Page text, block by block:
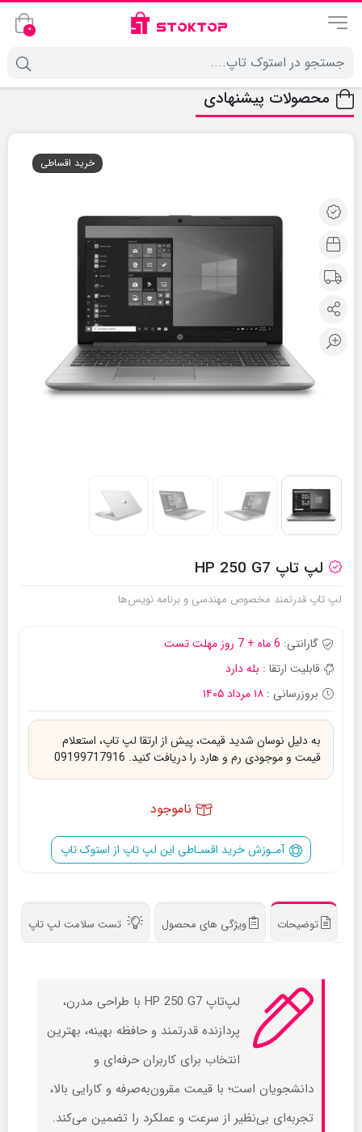
0
محصولات پیشنهادی
خرید اقساطی
لپ تاپ HP 250 G7
لپ تاپ قدرتمند مخصوص مهندسی و برنامه نویس‌ها
گارانتی: 6 ماه + 7 روز مهلت تست
قابلیت ارتقا : بله دارد
بروزرسانی : ۱۸ مرداد ۱۴۰۵
به دلیل نوسان شدید قیمت، پیش از ارتقا لپ تاپ، استعلام
قیمت و موجودی رم و هارد را دریافت کنید. 09199717916
ناموجود
آمـوزش خرید اقسـاطی این لپ تاپ از استوک تاپ
توضیحات ویژگی های محصول تست سلامت لپ تاپ
لپ‌تاپ HP 250 G7 با طراحی مدرن،
پردازنده قدرتمند و حافظه بهینه، بهترین
انتخاب برای کاربران حرفه‌ای و
دانشجویان است؛ با قیمت مقرون‌به‌صرفه و کارایی بالا،
تجربه‌ای بی‌نظیر از سرعت و عملکرد را تضمین می‌کند.